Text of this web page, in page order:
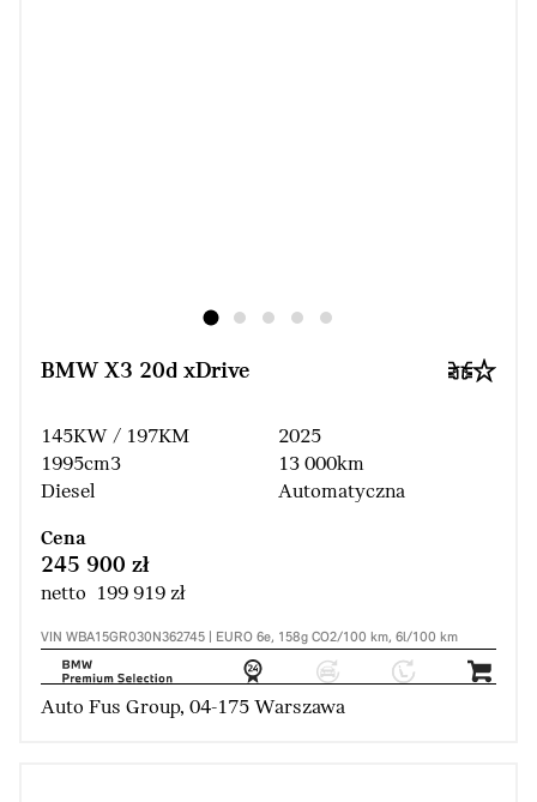
BMW X3 20d xDrive
145KW / 197KM
1995cm3
Diesel
2025
13 000km
Automatyczna
Cena
245 900 zł
netto 199 919 zł
VIN WBA15GR030N362745 | EURO 6e, 158g CO2/100 km, 6l/100 km
Auto Fus Group, 04-175 Warszawa